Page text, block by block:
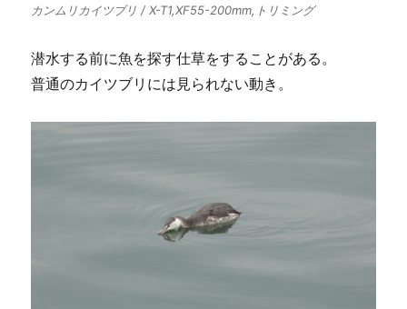
カンムリカイツブリ / X-T1,XF55-200mm,トリミング
潜水する前に魚を探す仕草をすることがある。
普通のカイツブリには見られない動き。